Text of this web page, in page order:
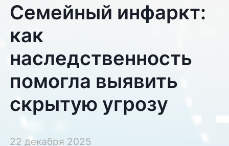
Семейный инфаркт:
как
наследственность
помогла выявить
скрытую угрозу
22 декабря 2025